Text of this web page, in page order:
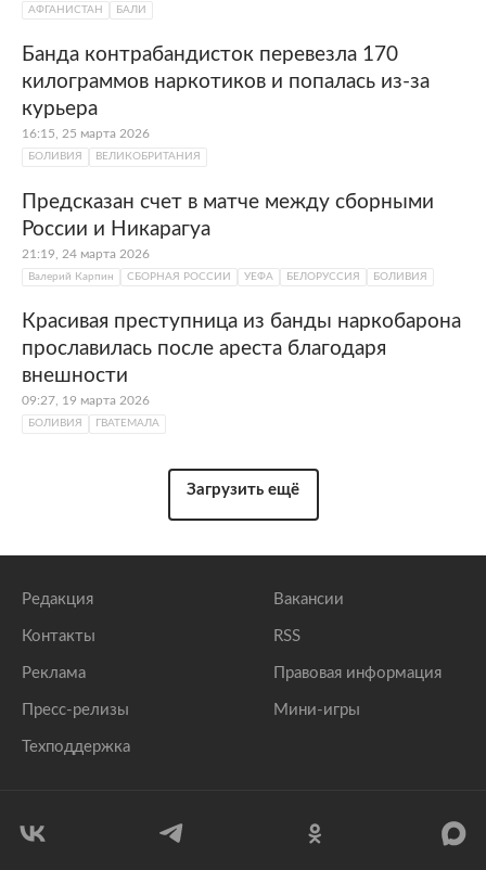
АФГАНИСТАН БАЛИ
Банда контрабандисток перевезла 170
килограммов наркотиков и попалась из-за
курьера
16:15, 25 марта 2026
БОЛИВИЯ ВЕЛИКОБРИТАНИЯ
Предсказан счет в матче между сборными
России и Никарагуа
21:19, 24 марта 2026
Валерий Карпин СБОРНАЯ РОССИИ УЕФА БЕЛОРУССИЯ БОЛИВИЯ
Красивая преступница из банды наркобарона
прославилась после ареста благодаря
внешности
09:27, 19 марта 2026
БОЛИВИЯ ГВАТЕМАЛА
Загрузить ещё
Редакция
Контакты
Реклама
Пресс-релизы
Техподдержка
Вакансии
RSS
Правовая информация
Мини-игры